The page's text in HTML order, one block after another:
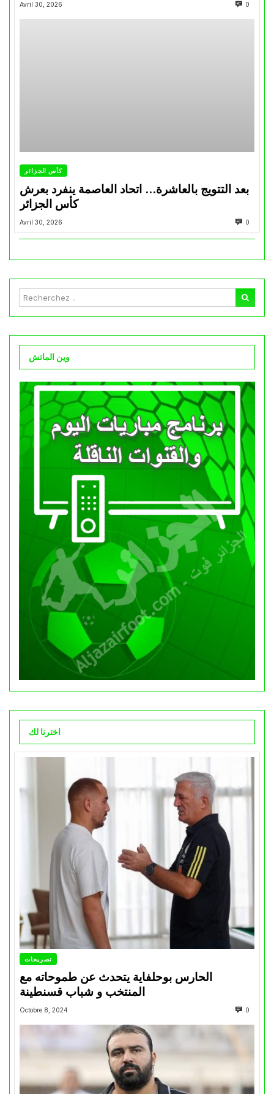
Avril 30, 2026 0
كأس الجزائر
بعد التتويج بالعاشرة… اتحاد العاصمة ينفرد بعرش
كأس الجزائر
Avril 30, 2026 0
وين الماتش
اخترنا لك
تصريحات
الحارس بوحلفاية يتحدث عن طموحاته مع
المنتخب و شباب قسنطينة
Octobre 8, 2024 0